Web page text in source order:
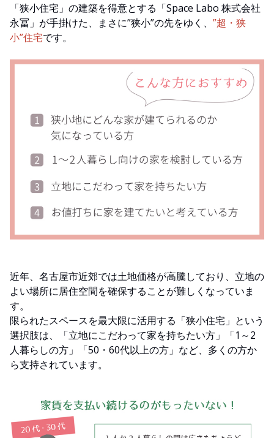
「狭小住宅」の建築を得意とする「Space Labo 株式会社
永冨」が手掛けた、まさに”狭小”の先をゆく、 ”超・狭
小”住宅です。
近年、名古屋市近郊では土地価格が高騰しており、立地の
よい場所に居住空間を確保することが難しくなっていま
す。
限られたスペースを最大限に活用する「狭小住宅」という
選択肢は、「立地にこだわって家を持ちたい方」「1～2
人暮らしの方」「50・60代以上の方」など、多くの方か
ら支持されています。